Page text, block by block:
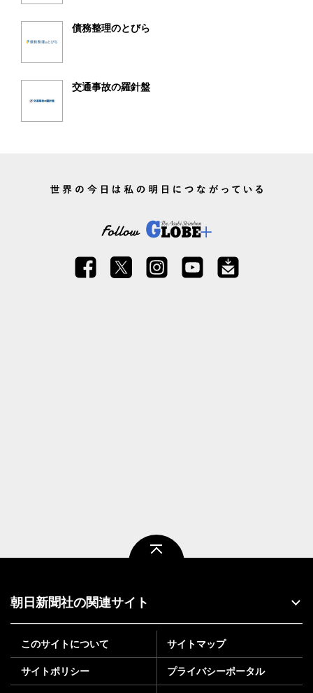
債務整理のとびら
交通事故の羅針盤
朝日新聞社の関連サイト
このサイトについて サイトマップ
サイトポリシー プライバシーポータル